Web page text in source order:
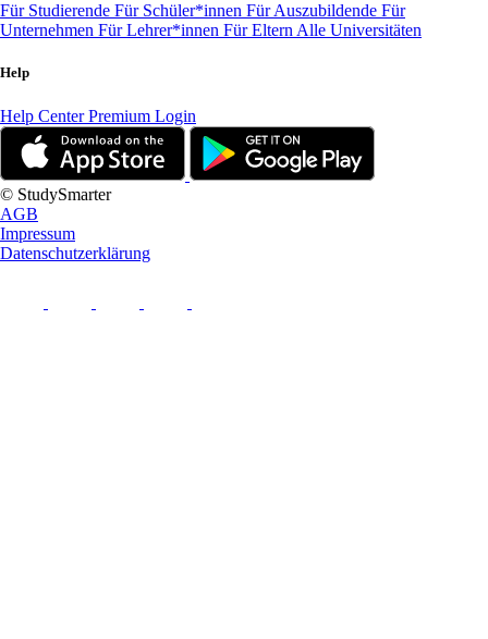
Für Studierende Für Schüler*innen Für Auszubildende Für
Unternehmen Für Lehrer*innen Für Eltern Alle Universitäten
Help
Help CenterPremium Login
© StudySmarter
AGB
Impressum
Datenschutzerklärung